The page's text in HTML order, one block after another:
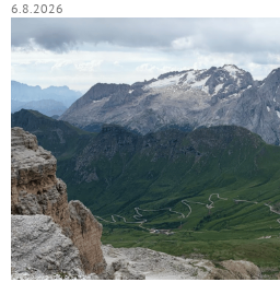
6.8.2026